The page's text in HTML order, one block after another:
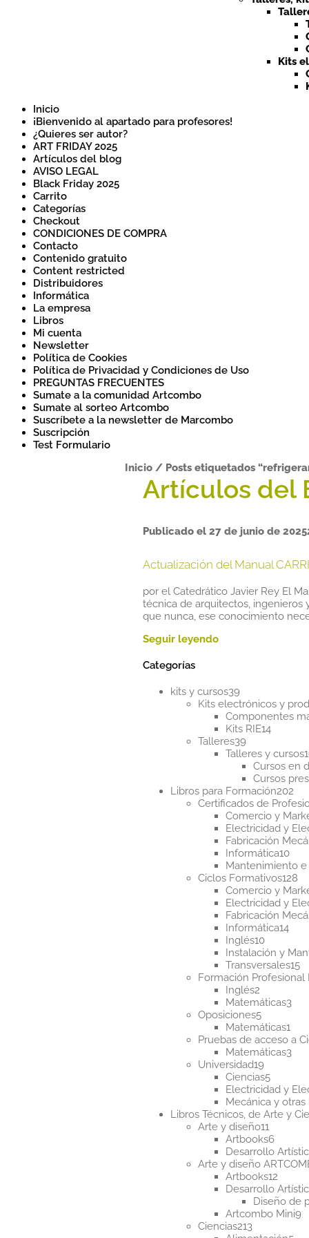
Kits
Inicio
¡Bienvenido al apartado para profesores!
¿Quieres ser autor?
ART FRIDAY 2025
Artículos del blog
AVISO LEGAL
Black Friday 2025
Carrito
Categorías
Checkout
CONDICIONES DE COMPRA
Contacto
Contenido gratuito
Content restricted
Distribuidores
Informática
La empresa
Libros
Mi cuenta
Newsletter
Política de Cookies
Política de Privacidad y Condiciones de Uso
PREGUNTAS FRECUENTES
Sumate a la comunidad Artcombo
Sumate al sorteo Artcombo
Suscríbete a la newsletter de Marcombo
Suscripción
Test Formulario
Inicio/ Posts etiquetados
Publicado el27 de junio de 2025
Actualización del Manual
por el Catedrático Javier Rey El
técnica de arquitectos, ingenieros
que nunca, ese conocimiento
Categorías
kits y cursos39
productos
Kits electrónicos y
Componentes
Kits RIE1414
Talleres39
productos
Talleres y cursos
Cursos en
Cursos
Libros para Formación202
Certificados de
Comercio y
Electricidad y
Fabricación
Informática1010
Mantenimiento
Ciclos Formativos128
Comercio y
Electricidad y
Fabricación
Informática1414
Inglés1010
Instalación y
Transversales1515
Formación Profesional
Inglés2
productos
Matemáticas33
Oposiciones55
productos
Matemáticas1
Pruebas de acceso a
Matemáticas33
Universidad19
productos
Ciencias55
Electricidad y
Mecánica y otras
Libros Técnicos, de Arte y
Arte y diseño11
Artbooks66
Desarrollo
Arte y diseño
Artbooks12
Desarrollo
Diseño de
Artcombo Mini9
Ciencias213213